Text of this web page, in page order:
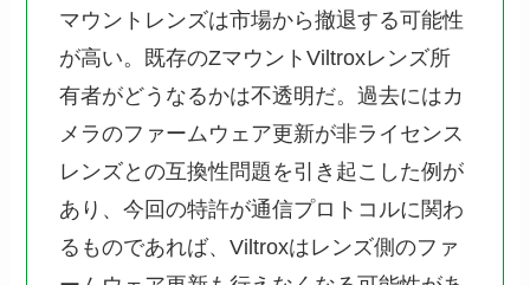
マウントレンズは市場から撤退する可能性
が高い。既存のZマウントViltroxレンズ所
有者がどうなるかは不透明だ。過去にはカ
メラのファームウェア更新が非ライセンス
レンズとの互換性問題を引き起こした例が
あり、今回の特許が通信プロトコルに関わ
るものであれば、Viltroxはレンズ側のファ